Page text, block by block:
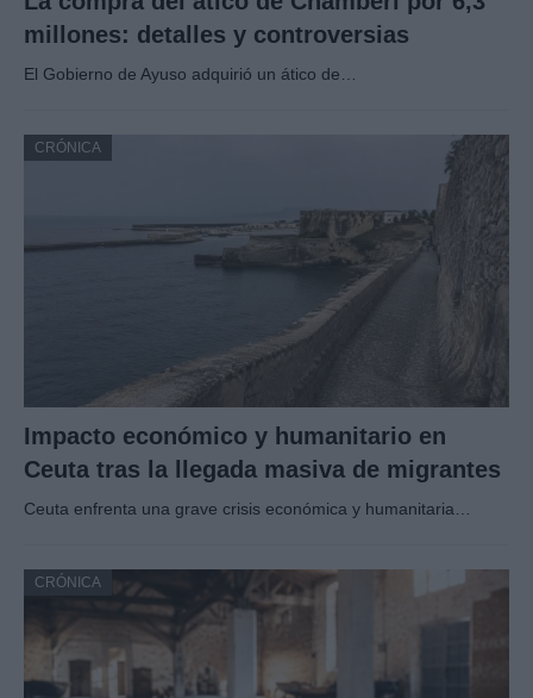
millones: detalles y controversias
El Gobierno de Ayuso adquirió un ático de…
CRÓNICA
Impacto económico y humanitario en
Ceuta tras la llegada masiva de migrantes
Ceuta enfrenta una grave crisis económica y humanitaria…
CRÓNICA